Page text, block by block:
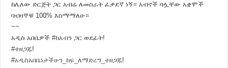
ከሌለው ድርጅት ጋር አብሬ ለመስራት ፈቃደኛ ነኝ። አብኖች ባሏቸው አቋሞች
ባብዛኞቹ 100% እስማማለሁ።
~~
አዲስ አበቤዎች#ከአብን ጋር ወደፊት!
#ተዘጋጁ!
#አዲስአበቤነታችሁን_ከፍ_ለማድረግ_ተዘጋጁ!